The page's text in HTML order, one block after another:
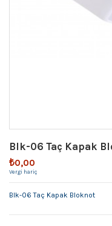
Blk-06 Taç Kapak
₺0,00
Vergi hariç
Blk-06 Taç Kapak Bloknot